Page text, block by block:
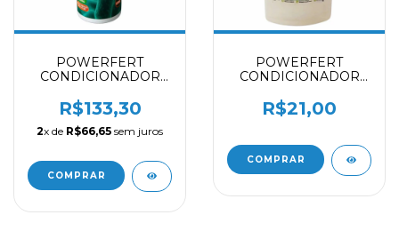
POWERFERT
CONDICIONADOR
START - 1 L
R$133,30
2x de R$66,65 sem juros
POWERFERT
CONDICIONADOR
START - 50 ML
R$21,00